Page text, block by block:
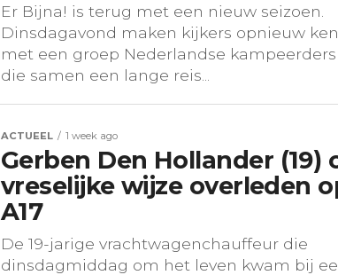
Er Bijna! is terug met een nieuw seizoen.
Dinsdagavond maken kijkers opnieuw
met een groep Nederlandse kampeerders
die samen een lange reis...
ACTUEEL 1 week ago
Gerben Den Hollander (19)
vreselijke wijze overleden
A17
De 19-jarige vrachtwagenchauffeur die
dinsdagmiddag om het leven kwam bij